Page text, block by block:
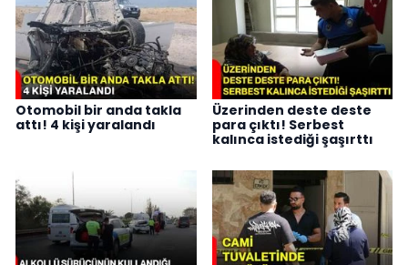
Otomobil bir anda takla
attı! 4 kişi yaralandı
Üzerinden deste deste
para çıktı! Serbest
kalınca istediği şaşırttı